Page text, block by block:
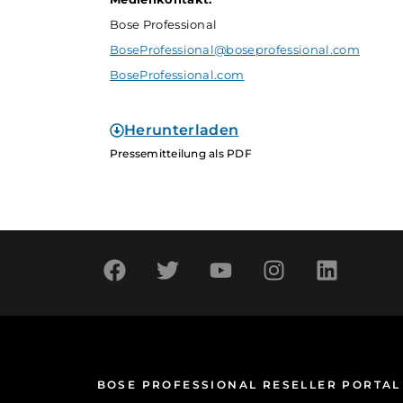
Bose Professional
BoseProfessional@boseprofessional.com
BoseProfessional.com
Herunterladen
Pressemitteilung als PDF
BOSE PROFESSIONAL RESELLER PORTAL